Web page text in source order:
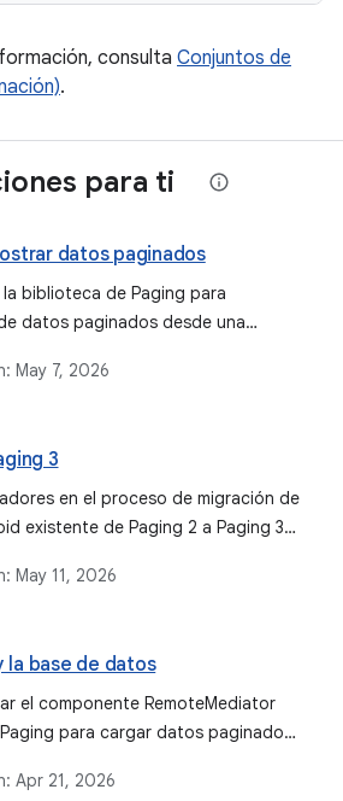
consulta Conjuntos de
.
para ti
datos paginados
biblioteca de Paging para
datos paginados desde una
May 7, 2026
3
en el proceso de migración de
existente de Paging 2 a Paging 3,
May 11, 2026
la base de datos
el componente RemoteMediator
para cargar datos paginados
del usuario sólida para
Apr 21, 2026